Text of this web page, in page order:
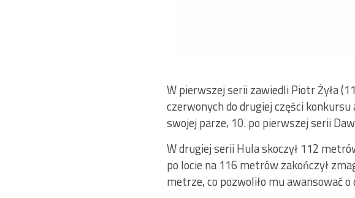
W pierwszej serii zawiedli Piotr Żyła
czerwonych do drugiej części
swojej parze, 10. po pierwszej serii
W drugiej serii Hula skoczył 112
po locie na 116 metrów zakończył
metrze, co pozwoliło mu awansować o